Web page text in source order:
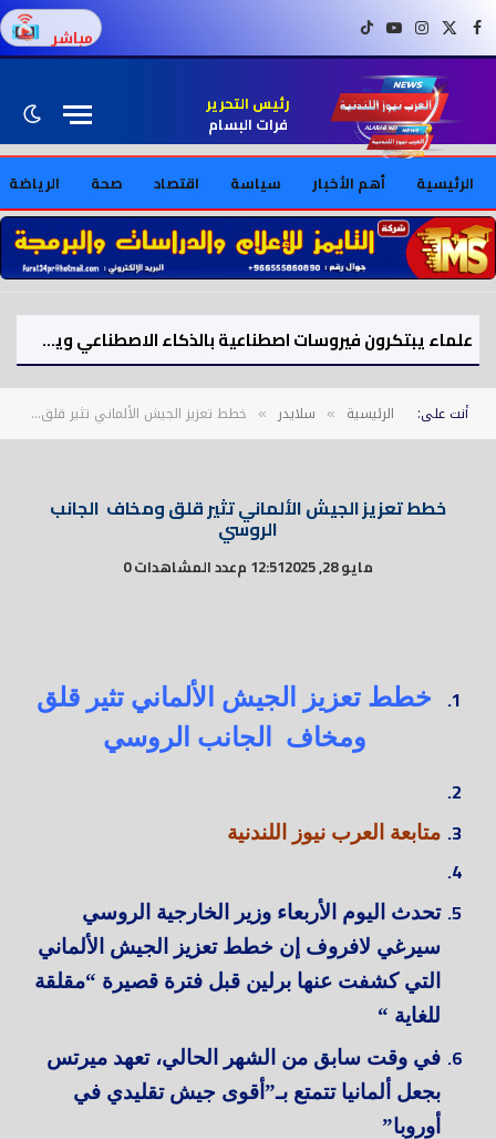
فيسبوكX (Twitter)
إنستغراميوتيوبتيك توك مباشر
رئيس التحرير
فرات البسام
الرئيسية أهم الأخبار سياسة اقتصاد صحة الرياضة
علماء يبتكرون فيروسات اصطناعية بالذكاء الاصطناعي ويثيرون مخاوف أمنية
أنت على: الرئيسية » سلايدر » خطط تعزيز الجيش الألماني تثير قلق ومخاف الجانب الروسي
خطط تعزيز الجيش الألماني تثير قلق ومخاف الجانب
الروسي
مايو 28, 2025 12:51 م عدد المشاهدات 0
خطط تعزيز الجيش الألماني تثير قلق
ومخاف الجانب الروسي
متابعة العرب نيوز اللندنية
تحدث اليوم الأربعاء وزير الخارجية الروسي
سيرغي لافروف إن خطط تعزيز الجيش الألماني
التي كشفت عنها برلين قبل فترة قصيرة “مقلقة
للغاية “
في وقت سابق من الشهر الحالي، تعهد ميرتس
بجعل ألمانيا تتمتع بـ”أقوى جيش تقليدي في
أوروبا”